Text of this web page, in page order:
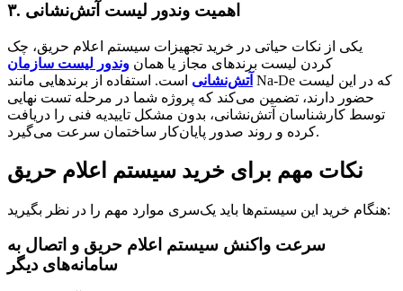
۳. اهمیت وندور لیست آتش‌نشانی
یکی از نکات حیاتی در خرید تجهیزات سیستم اعلام حریق، چک
کردن لیست برندهای مجاز یا همان وندور لیست سازمان
آتش‌نشانی است. استفاده از برندهایی مانند Na-De که در این لیست
حضور دارند، تضمین می‌کند که پروژه شما در مرحله تست نهایی
توسط کارشناسان آتش‌نشانی، بدون مشکل تاییدیه فنی را دریافت
کرده و روند صدور پایان‌کار ساختمان سرعت می‌گیرد.
نکات مهم برای خرید سیستم اعلام حریق
هنگام خرید این سیستم‌ها باید یک‌سری موارد مهم را در نظر بگیرید:
سرعت واکنش سیستم اعلام حریق و اتصال به
سامانه‌های دیگر